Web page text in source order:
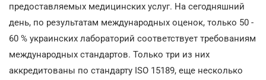
предоставляемых медицинских услуг. На сегодняшний
день, по результатам международных оценок, только 50 -
60 % украинских лабораторий соответствует требованиям
международных стандартов. Только три из них
аккредитованы по стандарту ІSО 15189, еще несколько